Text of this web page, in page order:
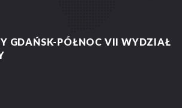
GDAŃSK-PÓŁNOC VII WYDZIAŁ